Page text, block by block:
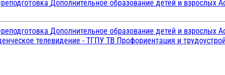
Дополнительное образование детей и взрослых
Дополнительное образование детей и взрослых
телевидение - ТГПУ ТВ Профориентация и